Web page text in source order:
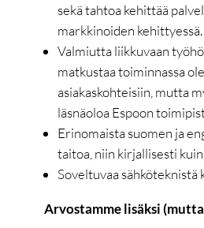
sekä tahtoa kehittää
markkinoiden kehittyessä.
Valmiutta liikkuvaan
matkustaa toiminnassa
asiakaskohteisiin, mutta
läsnäoloa Espoon
Erinomaista suomen ja
taitoa, niin kirjallisesti
Soveltuvaa sähköteknistä
Arvostamme lisäksi